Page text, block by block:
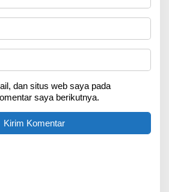
dan situs web saya pada
saya berikutnya.